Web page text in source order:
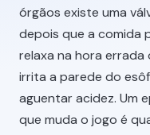
órgãos existe uma
depois que a comida
relaxa na hora
irrita a parede do
aguentar acidez. Um
que muda o jogo é